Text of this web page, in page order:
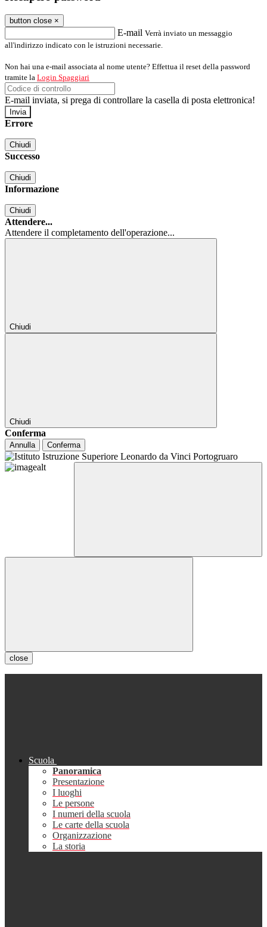
button close ×
E-mail Verrà inviato un messaggio
all'indirizzo indicato con le istruzioni necessarie.
Non hai una e-mail associata al nome utente? Effettua il reset della password
tramite la Login Spaggiari
E-mail inviata, si prega di controllare la casella di posta elettronica!
Errore
Chiudi
Successo
Chiudi
Informazione
Chiudi
Attendere...
Attendere il completamento dell'operazione...
Chiudi
Chiudi
Conferma
Annulla Conferma
close
Scuola
Panoramica
Presentazione
I luoghi
Le persone
I numeri della scuola
Le carte della scuola
Organizzazione
La storia